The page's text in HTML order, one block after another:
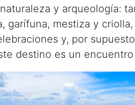
y arqueología:
garífuna, mestiza y
y, por
destino es un